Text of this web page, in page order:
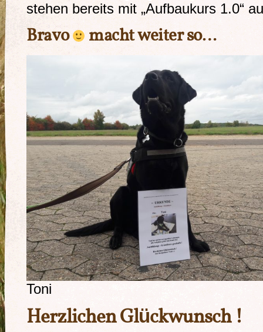
stehen bereits mit „Aufbaukurs 1.0“
Bravo macht weiter so…
Toni
Herzlichen Glückwunsch !